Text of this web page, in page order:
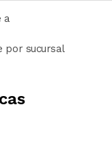
a
por sucursal